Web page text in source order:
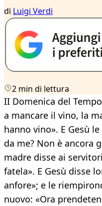
di Luigi Verdi
2 min di lettura
II Domenica del
a mancare il vino, la
hanno vino». E Gesù
da me? Non è ancora
madre disse ai
fatela». E Gesù disse
anfore»; e le
nuovo: «Ora